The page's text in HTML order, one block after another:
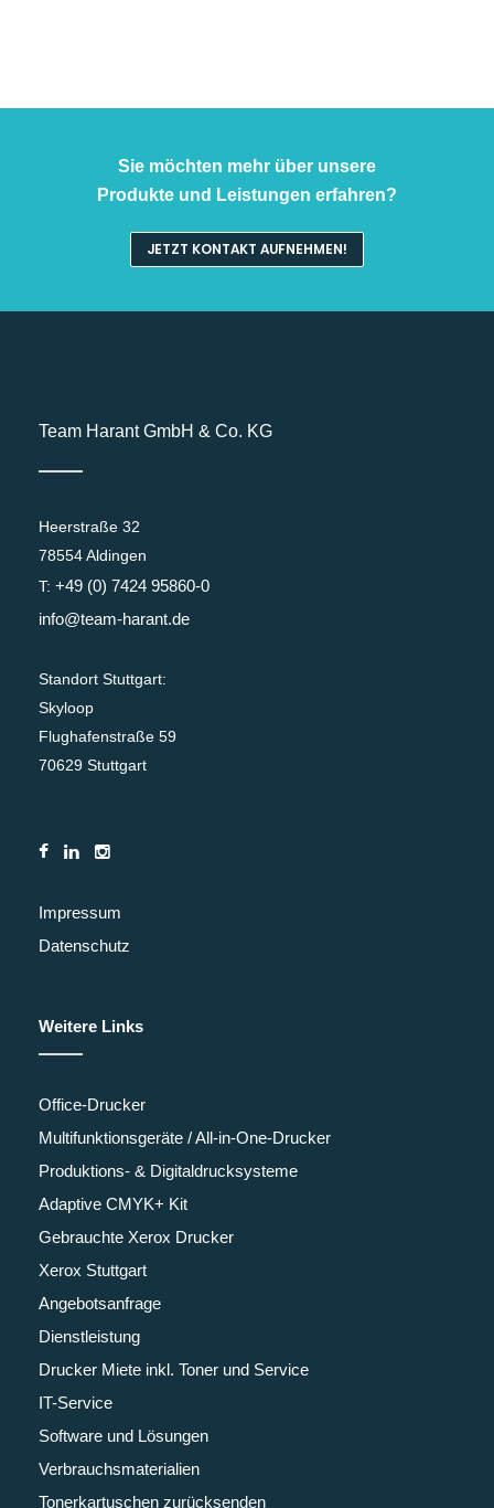
Sie möchten mehr über unsere
Produkte und Leistungen erfahren?
JETZT KONTAKT AUFNEHMEN!
Team Harant GmbH & Co. KG
Heerstraße 32
78554 Aldingen
T: +49 (0) 7424 95860-0
info@team-harant.de
Standort Stuttgart:
Skyloop
Flughafenstraße 59
70629 Stuttgart
Impressum
Datenschutz
Weitere Links
Office-Drucker
Multifunktionsgeräte / All-in-One-Drucker
Produktions- & Digitaldrucksysteme
Adaptive CMYK+ Kit
Gebrauchte Xerox Drucker
Xerox Stuttgart
Angebotsanfrage
Dienstleistung
Drucker Miete inkl. Toner und Service
IT-Service
Software und Lösungen
Verbrauchsmaterialien
Tonerkartuschen zurücksenden